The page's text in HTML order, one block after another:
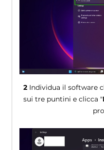
2 Individua il software
sui tre puntini e clicca "